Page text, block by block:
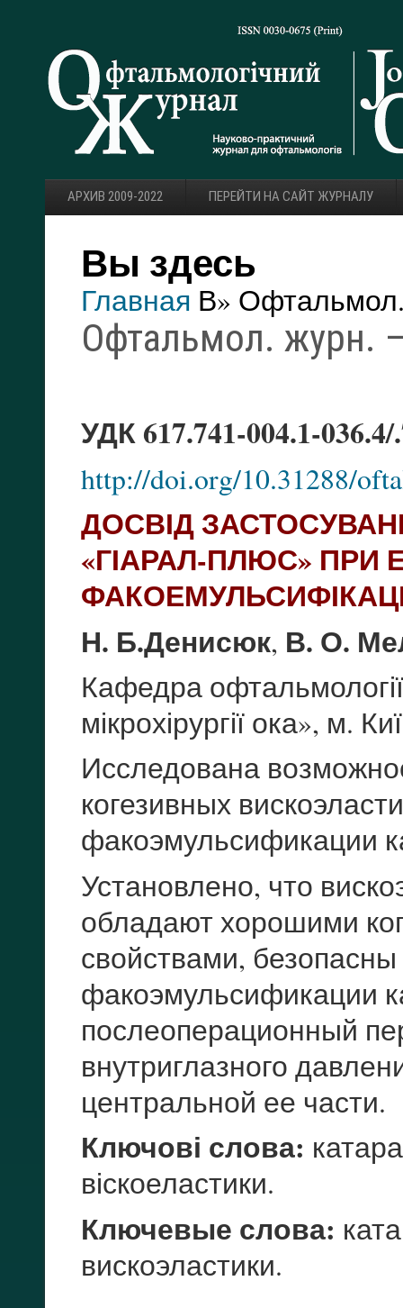
АРХИВ 2009-2022 ПЕРЕЙТИ НА САЙТ ЖУРНАЛУ
Вы здесь
Главная В»
Офтальмол. журн.
УДК 617.741-004.1-036.4/
http://doi.org/10.31288/
ДОСВІД
«ГІАРАЛ-ПЛЮС» ПРИ
Н. Б.Денисюк, В. О.
Кафедра
мікрохірургії ока», м.
Исследована
когезивных
факоэмульсификации
Установлено, что
обладают хорошими
свойствами,
факоэмульсификации
послеоперационный
внутриглазного
центральной ее части.
Ключові слова:
віскоеластики.
Ключевые слова:
вискоэластики.